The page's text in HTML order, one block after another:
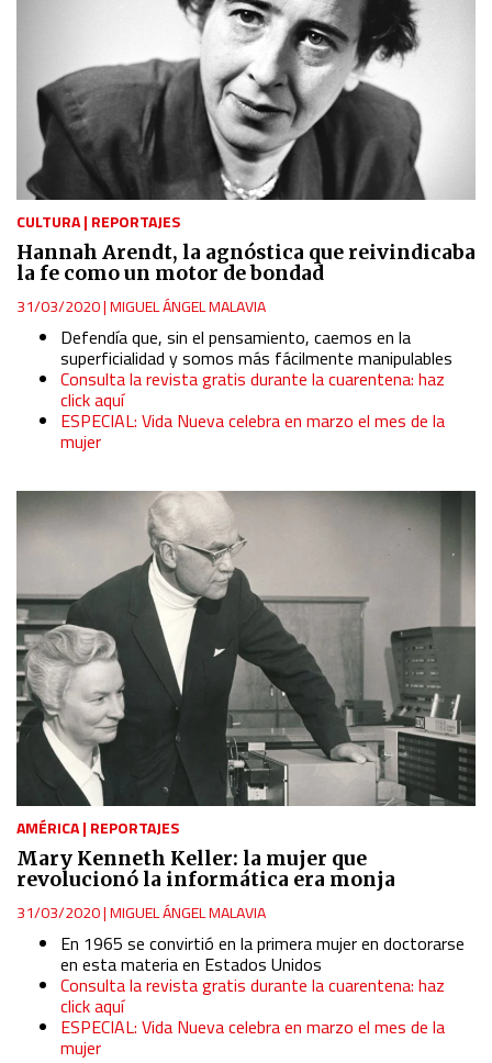
CULTURA| REPORTAJES
Hannah Arendt, la agnóstica que reivindicaba
la fe como un motor de bondad
31/03/2020|MIGUEL ÁNGEL MALAVIA
Defendía que, sin el pensamiento, caemos en la
superficialidad y somos más fácilmente manipulables
Consulta la revista gratis durante la cuarentena: haz
click aquí
ESPECIAL: Vida Nueva celebra en marzo el mes de la
mujer
AMÉRICA| REPORTAJES
Mary Kenneth Keller: la mujer que
revolucionó la informática era monja
31/03/2020|MIGUEL ÁNGEL MALAVIA
En 1965 se convirtió en la primera mujer en doctorarse
en esta materia en Estados Unidos
Consulta la revista gratis durante la cuarentena: haz
click aquí
ESPECIAL: Vida Nueva celebra en marzo el mes de la
mujer